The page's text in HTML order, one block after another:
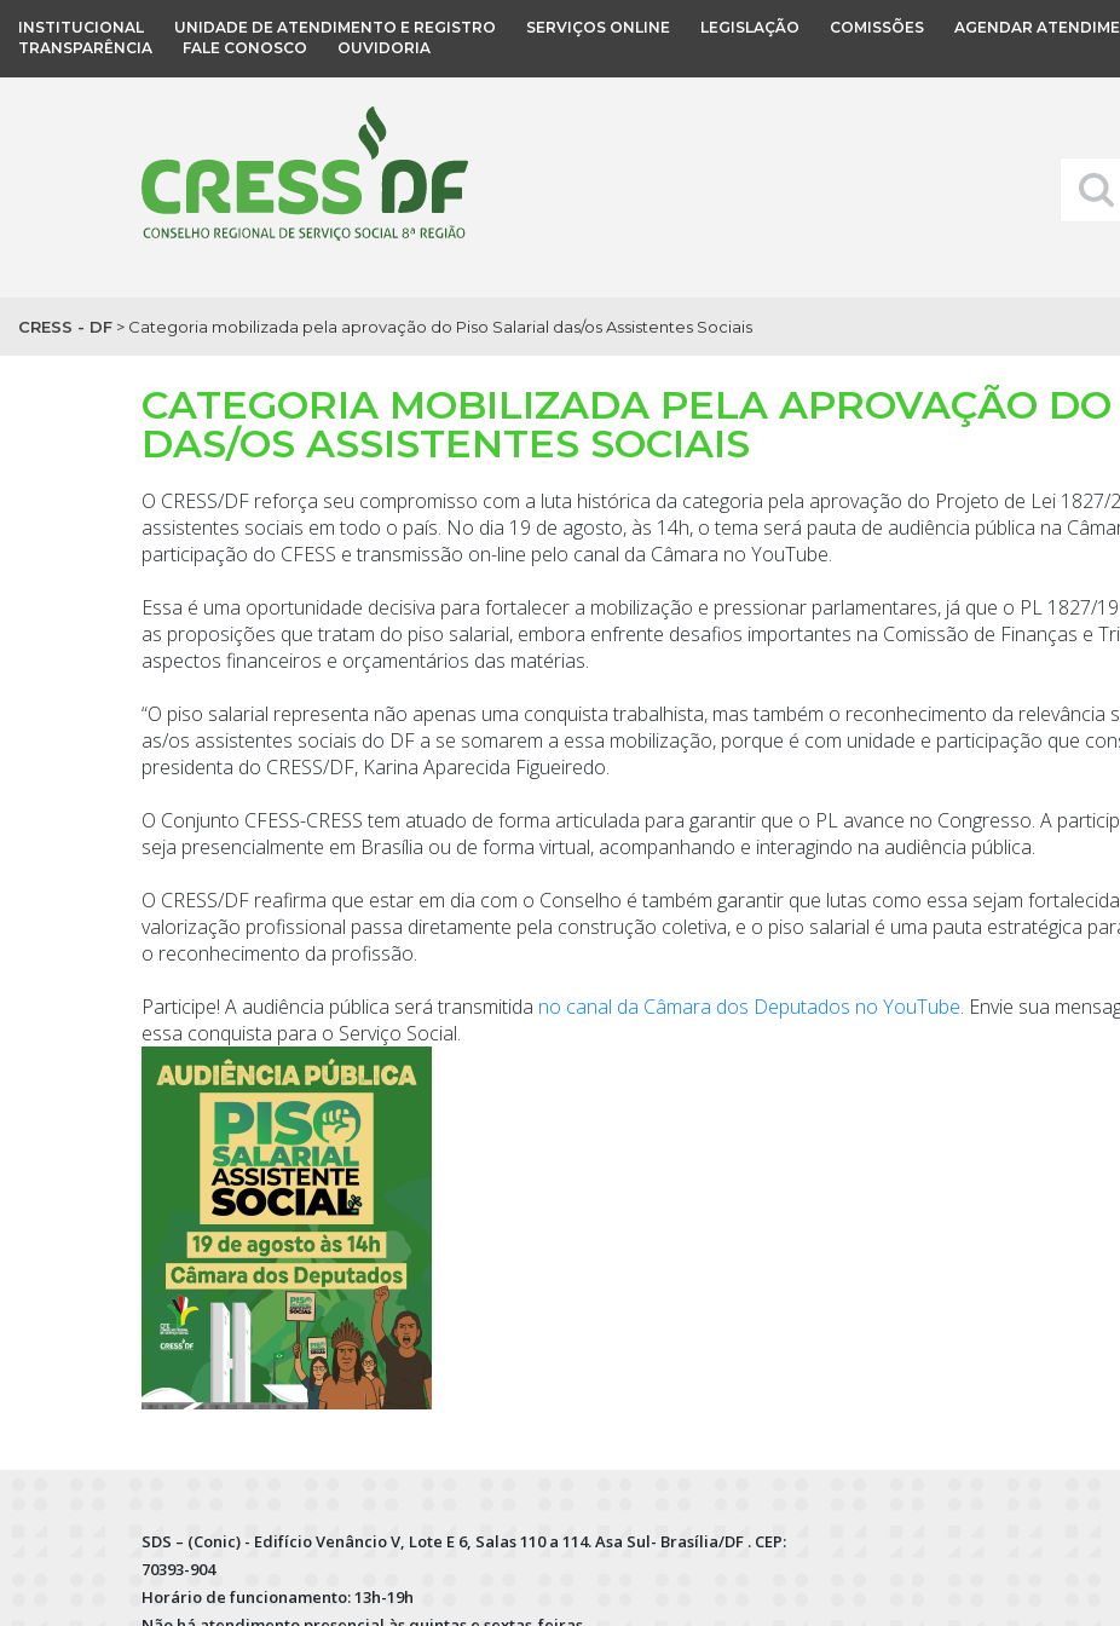
INSTITUCIONAL UNIDADE DE ATENDIMENTO E REGISTRO SERVIÇOS ONLINE LEGISLAÇÃO COMISSÕES
AGENDAR
TRANSPARÊNCIA
FALE CONOSCO OUVIDORIA
CRESS - DF > Categoria mobilizada pela aprovação do Piso Salarial das/os Assistentes Sociais
CATEGORIA MOBILIZADA PELA APROVAÇÃO
DAS/OS ASSISTENTES SOCIAIS
O CRESS/DF reforça seu compromisso com a luta histórica da categoria pela aprovação do Projeto de Lei
assistentes sociais em todo o país. No dia 19 de agosto, às 14h, o tema será pauta de audiência pública na
participação do CFESS e transmissão on-line pelo canal da Câmara no YouTube.
Essa é uma oportunidade decisiva para fortalecer a mobilização e pressionar parlamentares, já que o PL 1827/
as proposições que tratam do piso salarial, embora enfrente desafios importantes na Comissão de Finanças e
aspectos financeiros e orçamentários das matérias.
“O piso salarial representa não apenas uma conquista trabalhista, mas também o reconhecimento da
as/os assistentes sociais do DF a se somarem a essa mobilização, porque é com unidade e participação que
presidenta do CRESS/DF, Karina Aparecida Figueiredo.
O Conjunto CFESS-CRESS tem atuado de forma articulada para garantir que o PL avance no Congresso. A
seja presencialmente em Brasília ou de forma virtual, acompanhando e interagindo na audiência pública.
O CRESS/DF reafirma que estar em dia com o Conselho é também garantir que lutas como essa sejam
valorização profissional passa diretamente pela construção coletiva, e o piso salarial é uma pauta estratégica
o reconhecimento da profissão.
Participe! A audiência pública será transmitida no canal da Câmara dos Deputados no YouTube. Envie sua
essa conquista para o Serviço Social.
SDS – (Conic) - Edifício Venâncio V, Lote E 6, Salas 110 a 114. Asa Sul- Brasília/DF . CEP:
70393-904
Horário de funcionamento: 13h-19h